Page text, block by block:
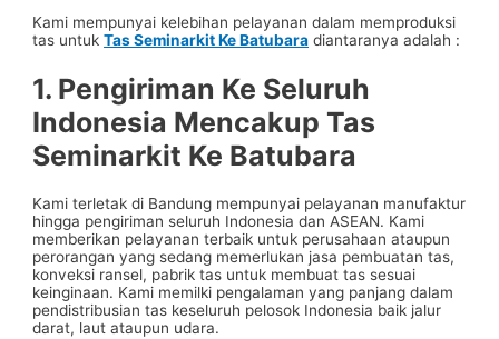
Kami mempunyai kelebihan pelayanan dalam memproduksi
tas untukTas Seminarkit Ke Batubara diantaranya adalah :
1. Pengiriman Ke Seluruh
Indonesia MencakupTas
Seminarkit Ke Batubara
Kami terletak di Bandung mempunyai pelayanan manufaktur
hingga pengiriman seluruh Indonesia dan ASEAN. Kami
memberikan pelayanan terbaik untuk perusahaan ataupun
perorangan yang sedang memerlukan jasa pembuatan tas,
konveksi ransel, pabrik tas untuk membuat tas sesuai
keinginaan. Kami memilki pengalaman yang panjang dalam
pendistribusian tas keseluruh pelosok Indonesia baik jalur
darat, laut ataupun udara.